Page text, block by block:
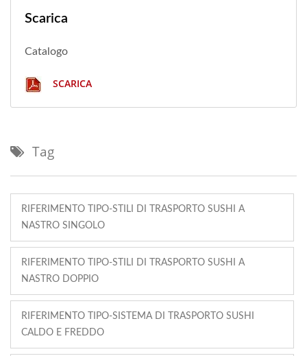
Scarica
Catalogo
SCARICA
Tag
RIFERIMENTO TIPO-STILI DI TRASPORTO SUSHI A
NASTRO SINGOLO
RIFERIMENTO TIPO-STILI DI TRASPORTO SUSHI A
NASTRO DOPPIO
RIFERIMENTO TIPO-SISTEMA DI TRASPORTO SUSHI
CALDO E FREDDO